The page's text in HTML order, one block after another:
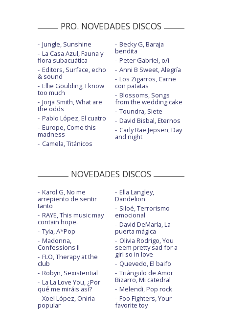
PRO. NOVEDADES DISCOS
Jungle, Sunshine
La Casa Azul, Fauna y
flora subacuática
Editors, Surface, echo
& sound
Ellie Goulding, I know
too much
Jorja Smith, What are
the odds
Pablo López, El cuatro
Europe, Come this
madness
Camela, Titánicos
Becky G, Baraja
bendita
Peter Gabriel, o/i
Anni B Sweet, Alegría
Los Zigarros, Carne
con patatas
Blossoms, Songs
from the wedding cake
Toundra, Siete
David Bisbal, Eternos
Carly Rae Jepsen, Day
and night
NOVEDADES DISCOS
Karol G, No me
arrepiento de sentir
tanto
RAYE, This music may
contain hope.
Tyla, A*Pop
Madonna,
Confessions II
FLO, Therapy at the
club
Robyn, Sexistential
La La Love You, ¿Por
qué me miráis así?
Xoel López, Oniria
popular
Ella Langley,
Dandelion
Siloé, Terrorismo
emocional
David DeMaría, La
puerta mágica
Olivia Rodrigo, You
seem pretty sad for a
girl so in love
Quevedo, El baifo
Triángulo de Amor
Bizarro, Mi catedral
Melendi, Pop rock
Foo Fighters, Your
favorite toy